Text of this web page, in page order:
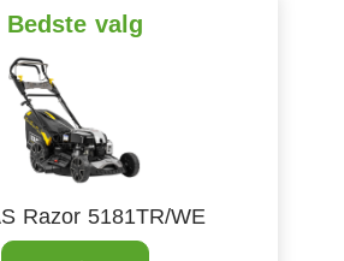
Bedste valg
Razor 5181TR/WE